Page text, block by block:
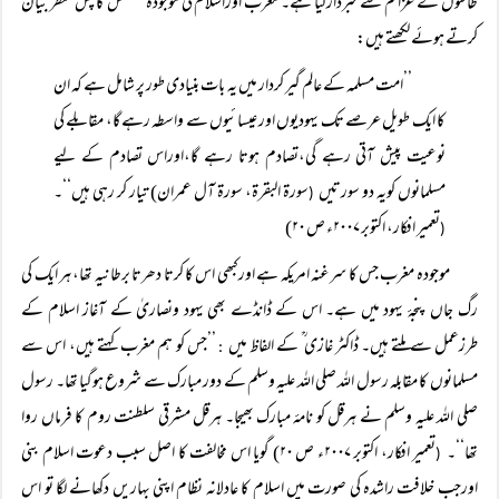
کرتے ہوئے لکھتے ہیں:
’’امت مسلمہ کے عالم گیر کردار میں یہ بات بنیادی طور پر شامل ہے کہ ان
کا ایک طویل عرصے تک یہودیوں اور عیسائیوں سے واسطہ رہے گا، مقابلے کی
نوعیت پیش آتی رہے گی،تصادم ہوتا رہے گا،اوراس تصادم کے لیے
مسلمانوں کویہ دو سورتیں (سورۃ البقرۃ، سورۃ آل عمران) تیار کر رہی ہیں‘‘۔
(تعمیر افکار، اکتوبر ۲۰۰۷ء ص ۲۰)
موجودہ مغرب جس کا سرغنہ امریکہ ہے اورکبھی اس کا کرتا دھرتا برطانیہ تھا، ہر ایک کی
رگ جاں پنجۂ یہود میں ہے۔ اس کے ڈانڈے بھی یہود ونصاریٰ کے آغاز اسلام کے
طرزعمل سے ملتے ہیں۔ ڈاکٹر غازی ؒ کے الفاظ میں :
’’جس کو ہم مغرب کہتے ہیں، اس سے
مسلمانوں کا مقابلہ رسول اللہ صلی اللہ علیہ وسلم کے دور مبارک سے شروع ہوگیا تھا۔ رسول
صلی اللہ علیہ وسلم نے ہرقل کو نامۂ مبارک بھیجا۔ ہرقل مشرقی سلطنت روم کا فرماں روا
تھا‘‘۔ (
تعمیر افکار، اکتوبر ۲۰۰۷ء ص ۲۰) گویا اس مخالفت کا اصل سبب دعوت اسلام بنی
اورجب خلافت راشدہ کی صورت میں اسلام کا عادلانہ نظام اپنی بہاریں دکھانے لگا تو اس